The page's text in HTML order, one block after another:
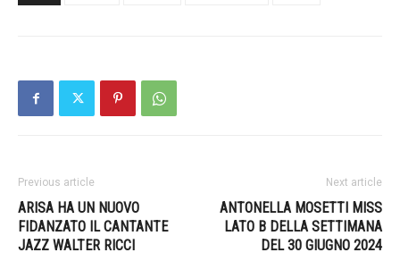
Previous article
ARISA HA UN NUOVO
FIDANZATO IL CANTANTE
JAZZ WALTER RICCI
Next article
ANTONELLA MOSETTI MISS
LATO B DELLA SETTIMANA
DEL 30 GIUGNO 2024